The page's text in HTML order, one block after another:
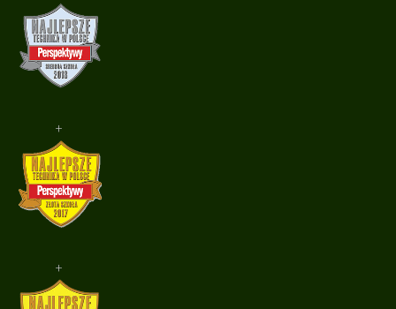
+
+